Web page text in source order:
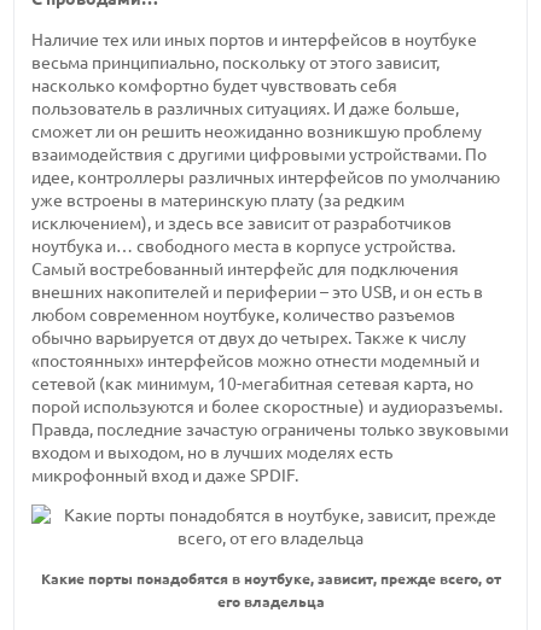
Наличие тех или иных портов и интерфейсов в ноутбуке
весьма принципиально, поскольку от этого зависит,
насколько комфортно будет чувствовать себя
пользователь в различных ситуациях. И даже больше,
сможет ли он решить неожиданно возникшую проблему
взаимодействия с другими цифровыми устройствами. По
идее, контроллеры различных интерфейсов по умолчанию
уже встроены в материнскую плату (за редким
исключением), и здесь все зависит от разработчиков
ноутбука и… свободного места в корпусе устройства.
Самый востребованный интерфейс для подключения
внешних накопителей и периферии – это USB, и он есть в
любом современном ноутбуке, количество разъемов
обычно варьируется от двух до четырех. Также к числу
«постоянных» интерфейсов можно отнести модемный и
сетевой (как минимум, 10-мегабитная сетевая карта, но
порой используются и более скоростные) и аудиоразъемы.
Правда, последние зачастую ограничены только звуковыми
входом и выходом, но в лучших моделях есть
микрофонный вход и даже SPDIF.
Какие порты понадобятся в ноутбуке, зависит, прежде всего, от
его владельца